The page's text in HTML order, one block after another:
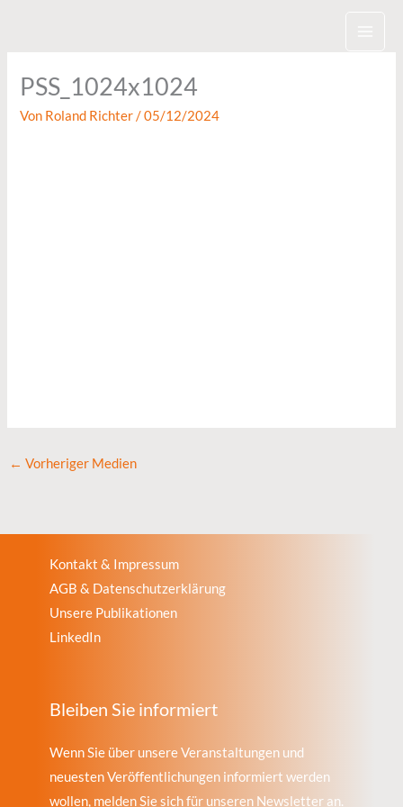
PSS_1024x1024
Von Roland Richter/05/12/2024
← Vorheriger Medien
Kontakt & Impressum
AGB & Datenschutzerklärung
Unsere Publikationen
LinkedIn
Bleiben Sie informiert
Wenn Sie über unsere Veranstaltungen und
neuesten Veröffentlichungen informiert werden
wollen, melden Sie sich für unseren Newsletter an.